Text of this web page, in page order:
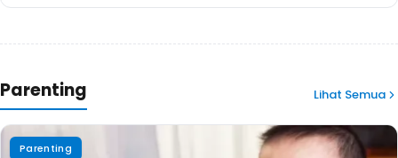
Parenting Lihat Semua
Parenting